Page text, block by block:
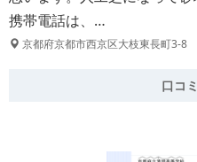
携帯電話は、…
京都府京都市西京区大枝東長町3-8
口コ